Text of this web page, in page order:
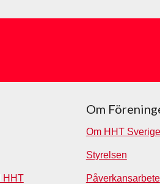
HHT
Om
Om HHT Sverige
Styrelsen
Påverkansarbete